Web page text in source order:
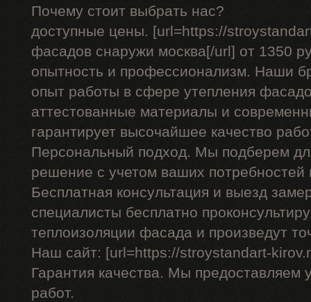
Почему стоит выбрать нас?
доступные цены. [url=https://
фасадов снаружи москва[/url] от 1350
опытность и профессионализм. Наши
опыт работы в сфере утепления
аттестованные материалы и
гарантирует высочайшее качество
Персональный подход. Мы подберем
решение с учетом ваших
Бесплатная консультация и выезд
специалисты бесплатно
теплоизоляции фасада и произведут
Наш сайт: [url=https://stroystandart-
Гарантия качества. Мы предоставляем
работ.